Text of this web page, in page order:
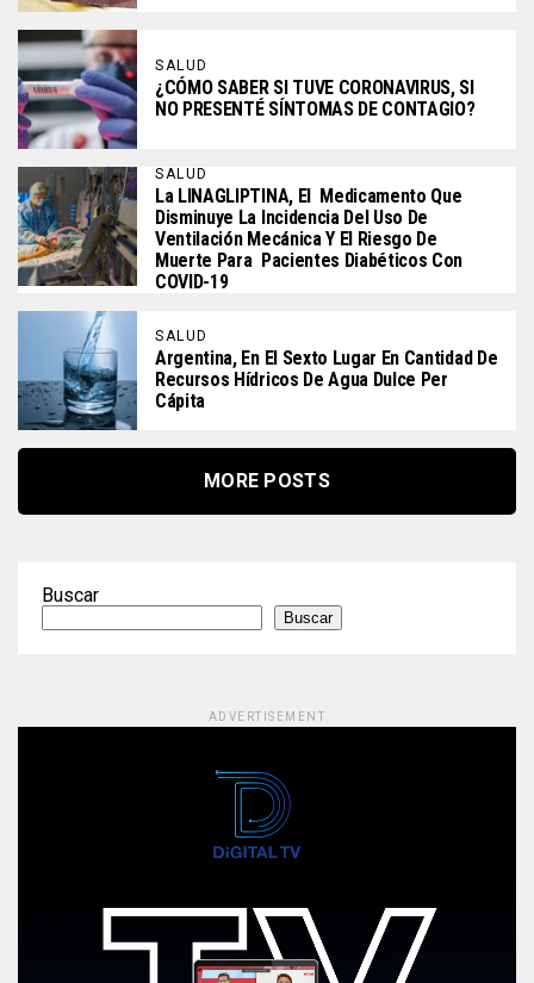
SALUD
¿CÓMO SABER SI TUVE CORONAVIRUS, SI
NO PRESENTÉ SÍNTOMAS DE CONTAGIO?
SALUD
La LINAGLIPTINA, El Medicamento Que
Disminuye La Incidencia Del Uso De
Ventilación Mecánica Y El Riesgo De
Muerte Para Pacientes Diabéticos Con
COVID-19
SALUD
Argentina, En El Sexto Lugar En Cantidad De
Recursos Hídricos De Agua Dulce Per
Cápita
MORE POSTS
Buscar
Buscar
ADVERTISEMENT